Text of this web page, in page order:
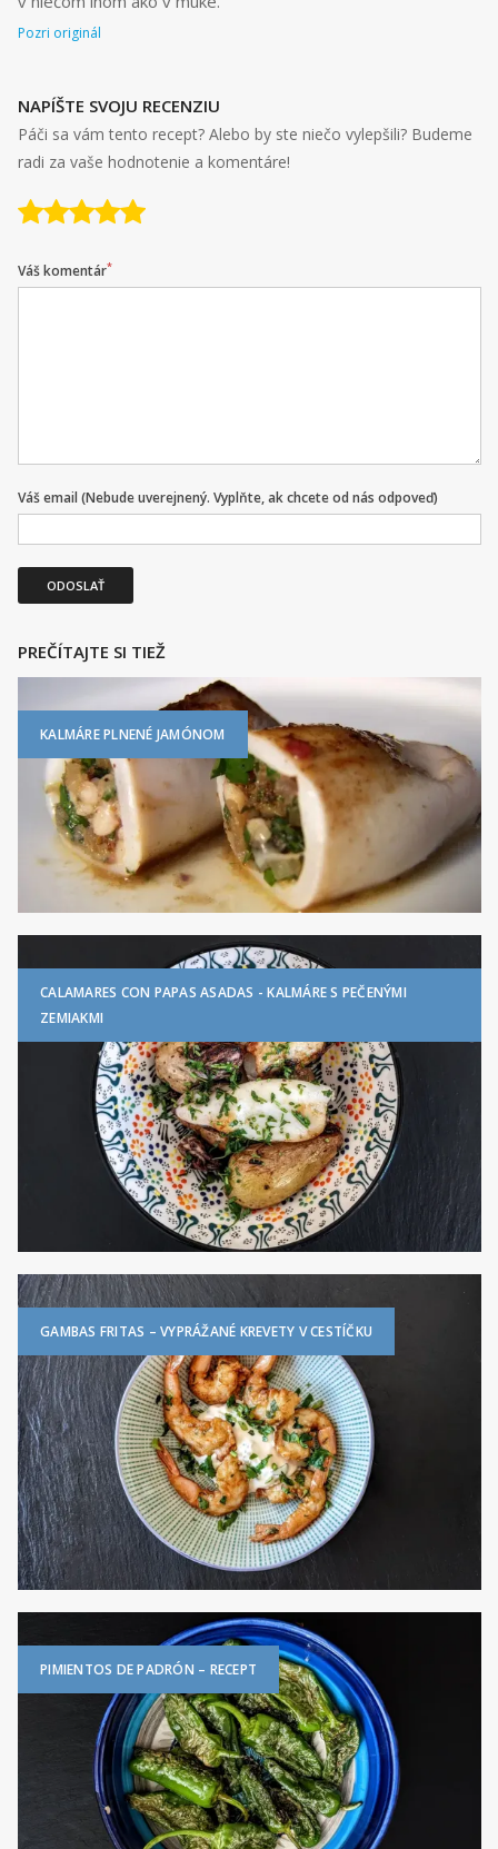
Pozri originál
NAPÍŠTE SVOJU RECENZIU
Páči sa vám tento recept? Alebo by ste niečo vylepšili? Budeme
radi za vaše hodnotenie a komentáre!
Váš komentár*
Váš email (Nebude uverejnený. Vyplňte, ak chcete od nás odpoveď)
ODOSLAŤ
PREČÍTAJTE SI TIEŽ
KALMÁRE PLNENÉ JAMÓNOM
CALAMARES CON PAPAS ASADAS - KALMÁRE S PEČENÝMI
ZEMIAKMI
GAMBAS FRITAS – VYPRÁŽANÉ KREVETY V CESTÍČKU
PIMIENTOS DE PADRÓN – RECEPT